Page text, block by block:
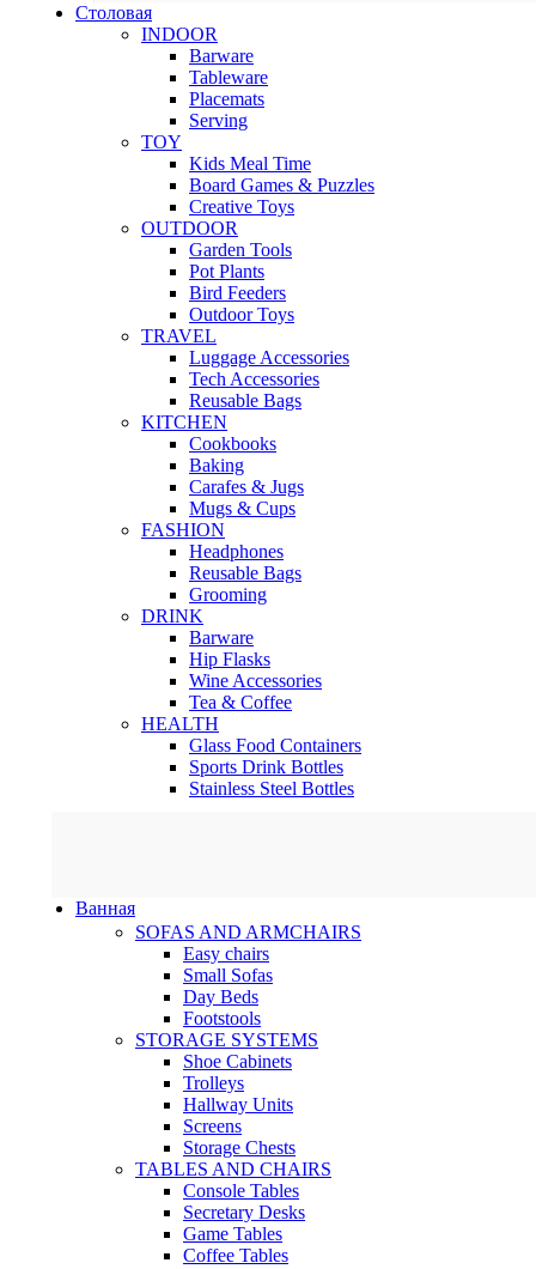
Столовая
INDOOR
Barware
Tableware
Placemats
Serving
TOY
Kids Meal Time
Board Games & Puzzles
Creative Toys
OUTDOOR
Garden Tools
Pot Plants
Bird Feeders
Outdoor Toys
TRAVEL
Luggage Accessories
Tech Accessories
Reusable Bags
KITCHEN
Cookbooks
Baking
Carafes & Jugs
Mugs & Cups
FASHION
Headphones
Reusable Bags
Grooming
DRINK
Barware
Hip Flasks
Wine Accessories
Tea & Coffee
HEALTH
Glass Food Containers
Sports Drink Bottles
Stainless Steel Bottles
Ванная
SOFAS AND ARMCHAIRS
Easy chairs
Small Sofas
Day Beds
Footstools
STORAGE SYSTEMS
Shoe Cabinets
Trolleys
Hallway Units
Screens
Storage Chests
TABLES AND CHAIRS
Console Tables
Secretary Desks
Game Tables
Coffee Tables